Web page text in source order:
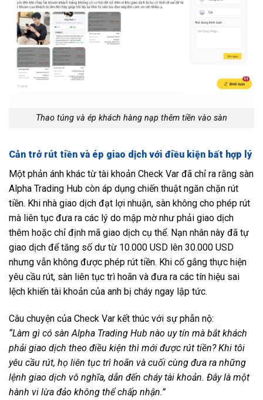
Thao túng và ép khách hàng nạp thêm tiền vào sàn
Cản trở rút tiền và ép giao dịch với điều kiện bất hợp lý
Một phản ánh khác từ tài khoản Check Var đã chỉ ra rằng sàn
Alpha Trading Hub còn áp dụng chiến thuật ngăn chặn rút
tiền. Khi nhà giao dịch đạt lợi nhuận, sàn không cho phép rút
mà liên tục đưa ra các lý do mập mờ như phải giao dịch
thêm hoặc chỉ định mã giao dịch cụ thể. Nạn nhân này đã tự
giao dịch để tăng số dư từ 10.000 USD lên 30.000 USD
nhưng vẫn không được phép rút tiền. Khi cố gắng thực hiện
yêu cầu rút, sàn liên tục trì hoãn và đưa ra các tín hiệu sai
lệch khiến tài khoản của anh bị cháy ngay lập tức.
Câu chuyện của Check Var kết thúc với sự phẫn nộ:
“Làm gì có sàn Alpha Trading Hub nào uy tín mà bắt khách
phải giao dịch theo điều kiện thì mới được rút tiền? Khi tôi
yêu cầu rút, họ liên tục trì hoãn và cuối cùng đưa ra những
lệnh giao dịch vô nghĩa, dẫn đến cháy tài khoản. Đây là một
hành vi lừa đảo không thể chấp nhận.”